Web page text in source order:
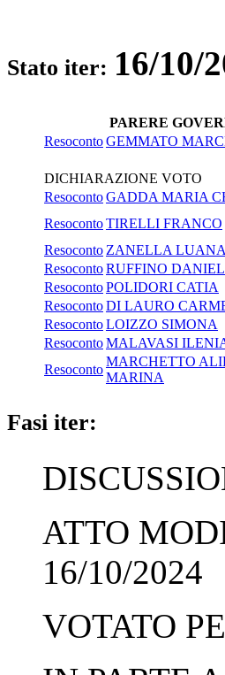
Stato iter: 16/10/
PARERE
ResocontoGEMMATO
DICHIARAZIONE VOTO
ResocontoGADDA MARIA
ResocontoTIRELLI FRANCO
Resoconto ZANELLA LUANA
ResocontoRUFFINO
ResocontoPOLIDORI CATIA
ResocontoDI LAURO
ResocontoLOIZZO SIMONA
ResocontoMALAVASI
Resoconto
MARCHETTO
MARINA
Fasi iter:
ATTO
16/10/2024
VOTATO